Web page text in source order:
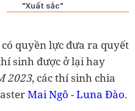
"Xuất sắc"
quyền lực đưa ra quyết
sinh được ở lại hay
2023, các thí sinh chia
Mai Ngô -Luna Đào.